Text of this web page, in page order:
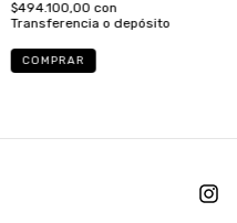
$494.100,00 con
Transferencia o depósito